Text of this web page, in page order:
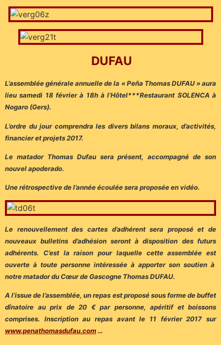
DUFAU
L’assemblée générale annuelle de la « Peña Thomas DUFAU » aura
lieu samedi 18 février à 18h à l’Hôtel***Restaurant SOLENCA à
Nogaro (Gers).
L’ordre du jour comprendra les divers bilans moraux, d’activités,
financier et projets 2017.
Le matador Thomas Dufau sera présent, accompagné de son
nouvel apoderado.
Une rétrospective de l’année écoulée sera proposée en vidéo.
Le renouvellement des cartes d’adhérent sera proposé et de
nouveaux bulletins d’adhésion seront à disposition des futurs
adhérents. C’est la raison pour laquelle cette assemblée est
ouverte à toute personne intéressée à apporter son soutien à
notre matador du Cœur de Gascogne Thomas DUFAU.
A l’issue de l’assemblée, un repas est proposé sous forme de buffet
dînatoire au prix de 20 € par personne, apéritif et boissons
comprises. Inscription au repas avant le 11 février 2017 sur
www.penathomasdufau.com…